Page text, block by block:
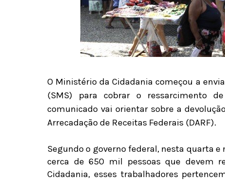
O Ministério da Cidadania começou a
(SMS) para cobrar o ressarcimento
comunicado vai orientar sobre a
Arrecadação de Receitas Federais (DARF).
Segundo o governo federal, nesta quarta
cerca de 650 mil pessoas que devem
Cidadania, esses trabalhadores